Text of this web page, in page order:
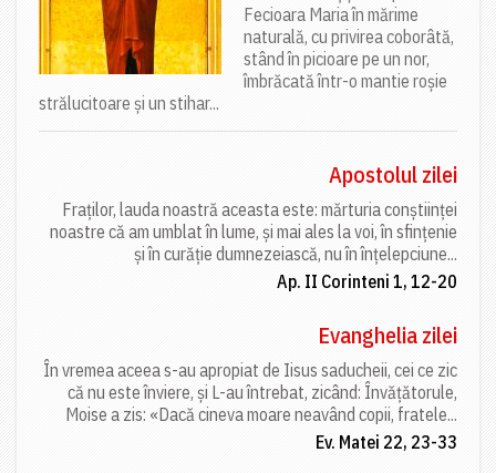
Fecioara Maria în mărime
naturală, cu privirea coborâtă,
stând în picioare pe un nor,
îmbrăcată într-o mantie roșie
strălucitoare și un stihar...
Apostolul zilei
Fraților, lauda noastră aceasta este: mărturia conștiinței
noastre că am umblat în lume, și mai ales la voi, în sfințenie
și în curăție dumnezeiască, nu în înțelepciune...
Ap. II Corinteni 1, 12-20
Evanghelia zilei
În vremea aceea s-au apropiat de Iisus saducheii, cei ce zic
că nu este înviere, și L-au întrebat, zicând: Învățătorule,
Moise a zis: «Dacă cineva moare neavând copii, fratele...
Ev. Matei 22, 23-33